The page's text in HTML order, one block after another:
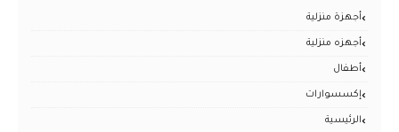
أجهزة منزلية
أجهزه منزلية
أطفال
إكسسوارات
الرئيسية